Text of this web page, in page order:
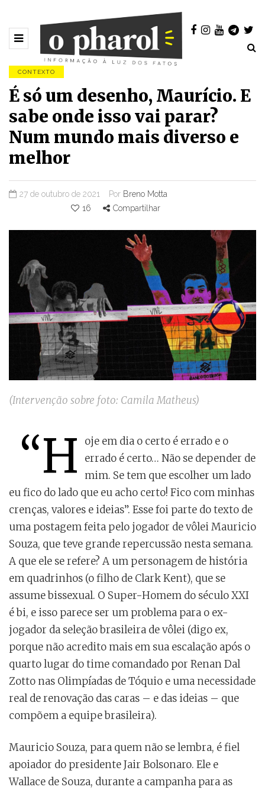
CONTEXTO
É só um desenho, Maurício. E
sabe onde isso vai parar?
Num mundo mais diverso e
melhor
27 de outubro de 2021 Por Breno Motta
16
Compartilhar
(Intervenção sobre foto: Camila Matheus)
“H
oje em dia o certo é errado e o
errado é certo… Não se depender de
mim. Se tem que escolher um lado
eu fico do lado que eu acho certo! Fico com minhas
crenças, valores e ideias”. Esse foi parte do texto de
uma postagem feita pelo jogador de vôlei Mauricio
Souza, que teve grande repercussão nesta semana.
A que ele se refere? A um personagem de história
em quadrinhos (o filho de Clark Kent), que se
assume bissexual. O Super-Homem do século XXI
é bi, e isso parece ser um problema para o ex-
jogador da seleção brasileira de vôlei (digo ex,
porque não acredito mais em sua escalação após o
quarto lugar do time comandado por Renan Dal
Zotto nas Olimpíadas de Tóquio e uma necessidade
real de renovação das caras – e das ideias – que
compõem a equipe brasileira).
Mauricio Souza, para quem não se lembra, é fiel
apoiador do presidente Jair Bolsonaro. Ele e
Wallace de Souza, durante a campanha para as